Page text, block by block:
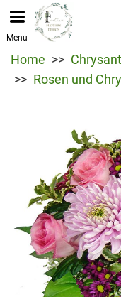
Menu
Home
Rosen und